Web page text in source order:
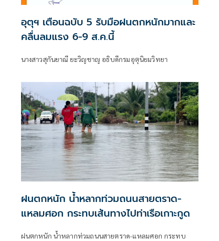
อุตุฯ เตือนฉบับ 5 รับมือฝนตกหนักมากและ
คลื่นลมแรง 6-9 ส.ค.นี้
นางสาวสุกันยาณี ยะวิญชาญ อธิบดีกรมอุตุนิยมวิทยา
ฝนตกหนัก น้ำหลากท่วมถนนสายตราด-
แหลมศอก กระทบเส้นทางไปท่าเรือเกาะกูด
ฝนตกหนัก น้ำหลากท่วมถนนสายตราด-แหลมศอก กระทบ